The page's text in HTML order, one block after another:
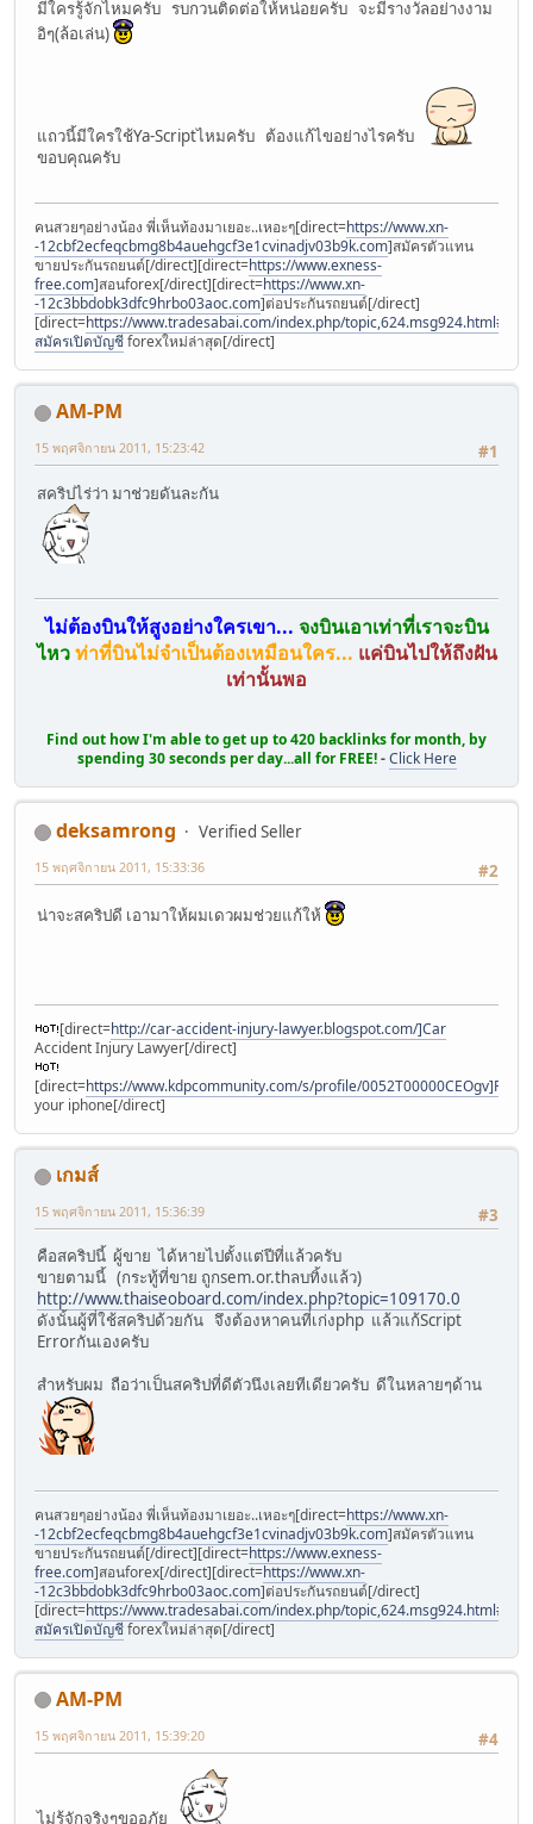
มีใครรู้จักไหมครับ รบกวนติดต่อให้หน่อยครับ จะมีรางวัลอย่างงาม
อิๆ(ล้อเล่น)
แถวนี้มีใครใช้Ya-Scriptไหมครับ ต้องแก้ไขอย่างไรครับ
ขอบคุณครับ
คนสวยๆอย่างน้อง พี่เห็นท้องมาเยอะ..เหอะๆ[direct=https://www.xn-
-12cbf2ecfeqcbmg8b4auehgcf3e1cvinadjv03b9k.com]สมัครตัวแทน
ขายประกันรถยนต์[/direct][direct=https://www.exness-
free.com]สอนforex[/direct][direct=https://www.xn-
-12c3bbdobk3dfc9hrbo03aoc.com]ต่อประกันรถยนต์[/direct]
[direct=https://www.tradesabai.com/index.php/
สมัครเปิดบัญชีforexใหม่ล่าสุด[/direct]
AM-PM
#1
15 พฤศจิกายน 2011, 15:23:42
สคริปไร่ว่า มาช่วยดันละกัน
ไม่ต้องบินให้สูงอย่างใครเขา... จงบินเอาเท่าที่เราจะบิน
ไหว ท่าที่บินไม่จำเป็นต้องเหมือนใคร... แค่บินไปให้ถึงฝัน
เท่านั้นพอ
Find out how I'm able to get up to 420 backlinks for month, by
spending 30 seconds per day...all for FREE!-Click Here
deksamrong
Verified Seller
#2
15 พฤศจิกายน 2011, 15:33:36
น่าจะสคริปดี เอามาให้ผมเดวผมช่วยแก้ให้
[direct=http://car-accident-injury-lawyer.blogspot.com/]Car
Accident Injury Lawyer[/direct]
[direct=https://www.kdpcommunity.com/s/profile/0052T00000CEOgv]Find
your iphone[/direct]
เกมส์
#3
15 พฤศจิกายน 2011, 15:36:39
คือสคริปนี้ ผู้ขาย ได้หายไปตั้งแต่ปีที่แล้วครับ
ขายตามนี้ (กระทู้ที่ขาย ถูกsem.or.thลบทิ้งแล้ว)
http://www.thaiseoboard.com/index.php?topic=109170.0
ดังนั้นผู้ที่ใช้สคริปด้วยกัน จึงต้องหาคนที่เก่งphp แล้วแก้Script
Errorกันเองครับ
สำหรับผม ถือว่าเป็นสคริปที่ดีตัวนึงเลยทีเดียวครับ ดีในหลายๆด้าน
คนสวยๆอย่างน้อง พี่เห็นท้องมาเยอะ..เหอะๆ[direct=https://www.xn-
-12cbf2ecfeqcbmg8b4auehgcf3e1cvinadjv03b9k.com]สมัครตัวแทน
ขายประกันรถยนต์[/direct][direct=https://www.exness-
free.com]สอนforex[/direct][direct=https://www.xn-
-12c3bbdobk3dfc9hrbo03aoc.com]ต่อประกันรถยนต์[/direct]
[direct=https://www.tradesabai.com/index.php/
สมัครเปิดบัญชีforexใหม่ล่าสุด[/direct]
AM-PM
#4
15 พฤศจิกายน 2011, 15:39:20
ไม่รู้จักจริงๆขออภัย